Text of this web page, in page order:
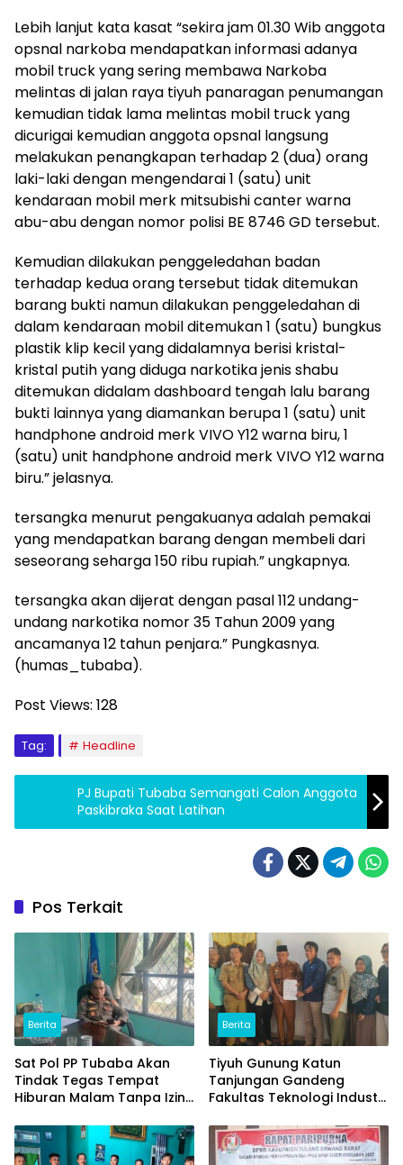
Lebih lanjut kata kasat “sekira jam 01.30 Wib anggota
opsnal narkoba mendapatkan informasi adanya
mobil truck yang sering membawa Narkoba
melintas di jalan raya tiyuh panaragan penumangan
kemudian tidak lama melintas mobil truck yang
dicurigai kemudian anggota opsnal langsung
melakukan penangkapan terhadap 2 (dua) orang
laki-laki dengan mengendarai 1 (satu) unit
kendaraan mobil merk mitsubishi canter warna
abu-abu dengan nomor polisi BE 8746 GD tersebut.
Kemudian dilakukan penggeledahan badan
terhadap kedua orang tersebut tidak ditemukan
barang bukti namun dilakukan penggeledahan di
dalam kendaraan mobil ditemukan 1 (satu) bungkus
plastik klip kecil yang didalamnya berisi kristal-
kristal putih yang diduga narkotika jenis shabu
ditemukan didalam dashboard tengah lalu barang
bukti lainnya yang diamankan berupa 1 (satu) unit
handphone android merk VIVO Y12 warna biru, 1
(satu) unit handphone android merk VIVO Y12 warna
biru.” jelasnya.
tersangka menurut pengakuanya adalah pemakai
yang mendapatkan barang dengan membeli dari
seseorang seharga 150 ribu rupiah.” ungkapnya.
tersangka akan dijerat dengan pasal 112 undang-
undang narkotika nomor 35 Tahun 2009 yang
ancamanya 12 tahun penjara.” Pungkasnya.
(humas_tubaba).
Post Views: 128
Tag: Headline
PJ Bupati Tubaba Semangati Calon Anggota
Paskibraka Saat Latihan
Pos Terkait
Berita
Sat Pol PP Tubaba Akan
Tindak Tegas Tempat
Hiburan Malam Tanpa Izin
Berita
Tiyuh Gunung Katun
Tanjungan Gandeng
Fakultas Teknologi Industri
Potensi Ikan Lomou
Menjadi Prodak Unggulan